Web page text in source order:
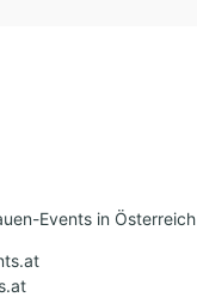
Events in Österreich